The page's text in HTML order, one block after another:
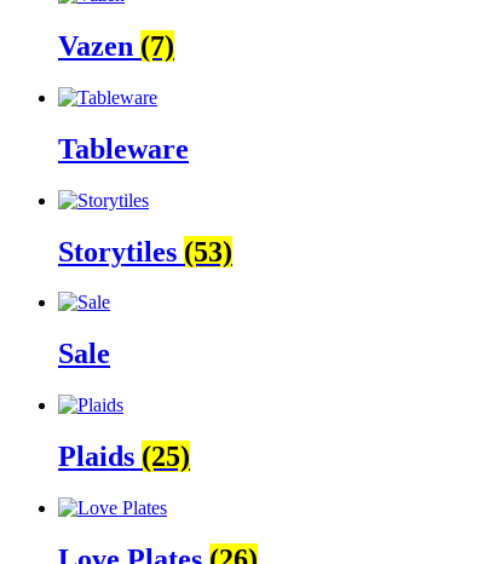
Vazen (7)
Tableware
Storytiles (53)
Sale
Plaids (25)